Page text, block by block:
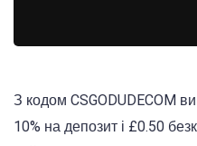
З кодом CSGODUDECOM
10% на депозит і £0.50